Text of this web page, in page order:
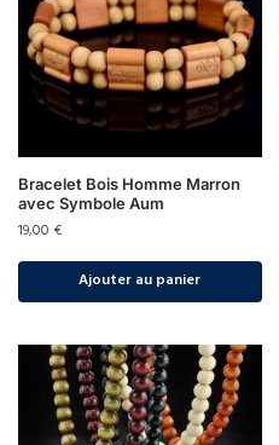
Bracelet Bois Homme Marron
avec Symbole Aum
19,00 €
Ajouter au panier